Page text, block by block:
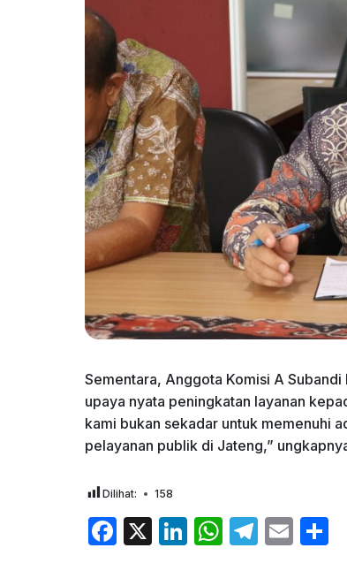
Sementara, Anggota Komisi A
upaya nyata peningkatan layanan
kami bukan sekadar untuk memenuhi
pelayanan publik di Jateng,”
Dilihat: 158
F
X
Li W T
E